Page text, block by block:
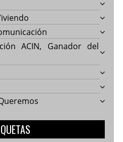
ACIN, Ganador del